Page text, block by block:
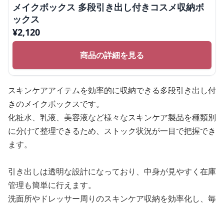
メイクボックス 多段引き出し付きコスメ収納ボ
ックス
¥2,120
商品の詳細を見る
スキンケアアイテムを効率的に収納できる多段引き出し付
きのメイクボックスです。
化粧水、乳液、美容液など様々なスキンケア製品を種類別
に分けて整理できるため、ストック状況が一目で把握でき
ます。
引き出しは透明な設計になっており、中身が見やすく在庫
管理も簡単に行えます。
洗面所やドレッサー周りのスキンケア収納を効率化し、毎